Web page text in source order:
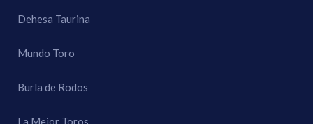
Dehesa Taurina
Mundo Toro
Burla de Rodos
La Mejor Toros